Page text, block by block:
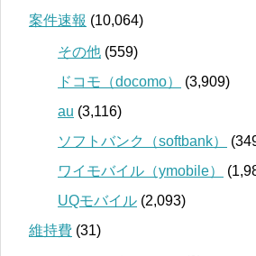
案件速報 (10,064)
その他 (559)
ドコモ（docomo）
(3,909)
au (3,116)
ソフトバンク（softbank）
ワイモバイル（ymobile）
UQモバイル (2,093)
維持費 (31)